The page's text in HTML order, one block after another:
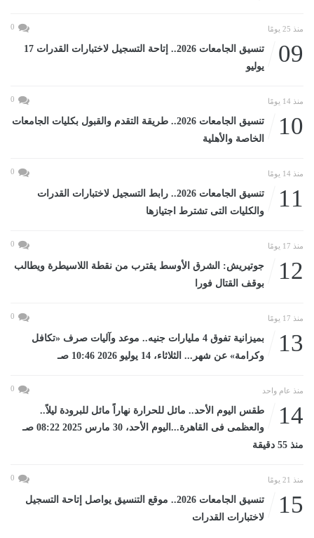
منذ 25 يومًا 0
09
تنسيق الجامعات 2026.. إتاحة التسجيل لاختبارات القدرات 17
يوليو
منذ 14 يومًا 0
10
تنسيق الجامعات 2026.. طريقة التقدم والقبول بكليات الجامعات
الخاصة والأهلية
منذ 14 يومًا 0
11
تنسيق الجامعات 2026.. رابط التسجيل لاختبارات القدرات
والكليات التى تشترط اجتيازها
منذ 17 يومًا 0
12
جوتيريش: الشرق الأوسط يقترب من نقطة اللاسيطرة ويطالب
بوقف القتال فورا
منذ 17 يومًا 0
13
بميزانية تفوق 4 مليارات جنيه.. موعد وآليات صرف «تكافل
وكرامة» عن شهر... الثلاثاء، 14 يوليو 2026 10:46 صـ
منذ عام واحد 0
14
طقس اليوم الأحد.. مائل للحرارة نهاراً مائل للبرودة ليلاً..
والعظمى فى القاهرة...اليوم الأحد، 30 مارس 2025 08:22 صـ
منذ 55 دقيقة
منذ 21 يومًا 0
15
تنسيق الجامعات 2026.. موقع التنسيق يواصل إتاحة التسجيل
لاختبارات القدرات